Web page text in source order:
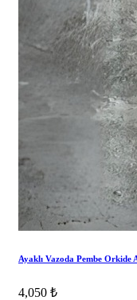
Ayaklı Vazoda Pembe Orkide
4,050 ₺